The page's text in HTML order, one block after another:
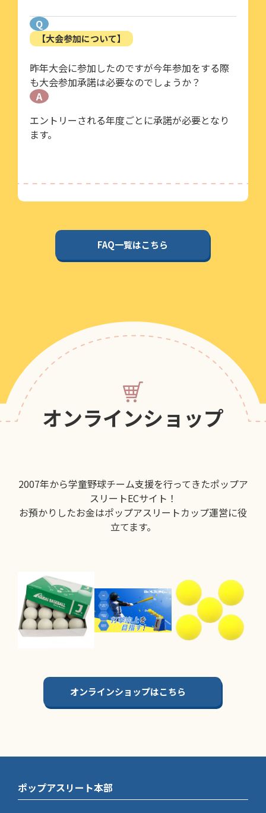
Q
【大会参加について】
昨年大会に参加したのですが今年参加をする際
も大会参加承諾は必要なのでしょうか？
A
エントリーされる年度ごとに承諾が必要となり
ます。
FAQ一覧はこちら
オンラインショップ
2007年から学童野球チーム支援を行ってきたポップア
スリートECサイト！
お預かりしたお金はポップアスリートカップ運営に役
立てます。
オンラインショップはこちら
ポップアスリート本部